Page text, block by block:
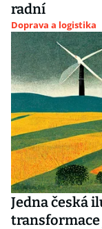
radní
Doprava a logistika
Jedna česká